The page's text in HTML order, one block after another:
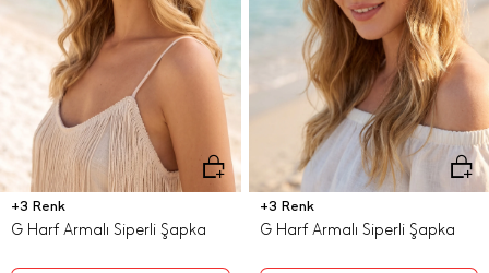
+3 Renk
G Harf Armalı Siperli Şapka
+3 Renk
G Harf Armalı Siperli Şapka